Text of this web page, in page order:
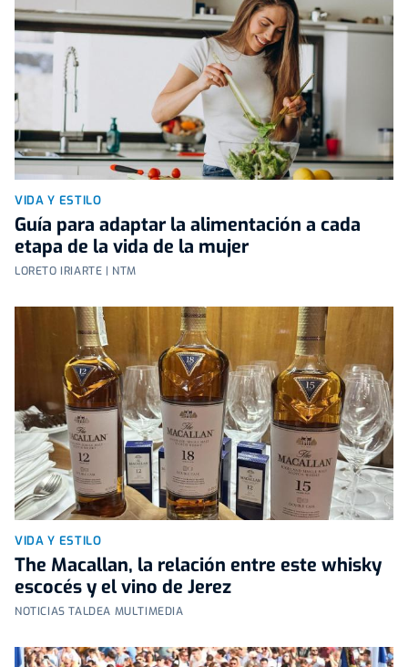
VIDA Y ESTILO
Guía para adaptar la alimentación a cada
etapa de la vida de la mujer
LORETO IRIARTE | NTM
VIDA Y ESTILO
The Macallan, la relación entre este whisky
escocés y el vino de Jerez
NOTICIAS TALDEA MULTIMEDIA